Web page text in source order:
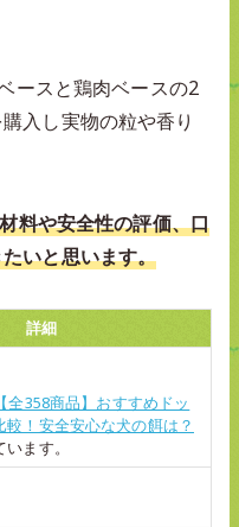
ースと鶏肉ベースの2
入し実物の粒や香り
料や安全性の評価、口
いと思います。
詳細
【全358商品】おすすめドッ
較！安全安心な犬の餌は？
ます。